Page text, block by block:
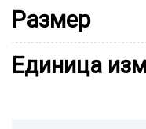
Размер
Единица